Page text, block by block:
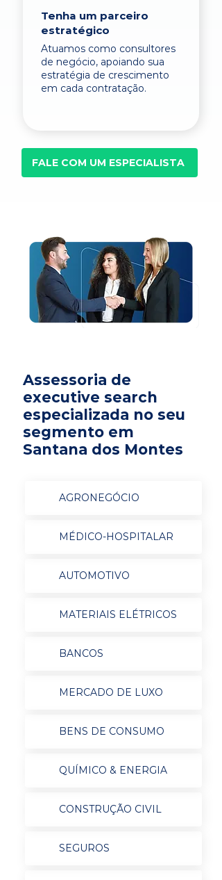
Tenha um parceiro
estratégico
Atuamos como consultores
de negócio, apoiando sua
estratégia de crescimento
em cada contratação.
FALE COM UM ESPECIALISTA
Assessoria de
executive search
especializada no seu
segmento em
Santana dos Montes
AGRONEGÓCIO
MÉDICO-HOSPITALAR
AUTOMOTIVO
MATERIAIS ELÉTRICOS
BANCOS
MERCADO DE LUXO
BENS DE CONSUMO
QUÍMICO & ENERGIA
CONSTRUÇÃO CIVIL
SEGUROS